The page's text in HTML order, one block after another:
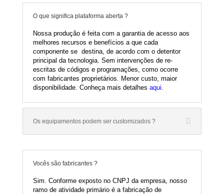
O que significa plataforma aberta ?
Nossa produção é feita com a garantia de acesso aos
melhores recursos e benefícios a que cada
componente se destina, de acordo com o detentor
principal da tecnologia. Sem intervenções de re-
escritas de códigos e programações, como ocorre
com fabricantes proprietários. Menor custo, maior
disponibilidade. Conheça mais detalhes aqui
Os equipamentos podem ser customizados ?
Vocês são fabricantes ?
Sim. Conforme exposto no CNPJ da empresa, nosso
ramo de atividade primário é a fabricação de